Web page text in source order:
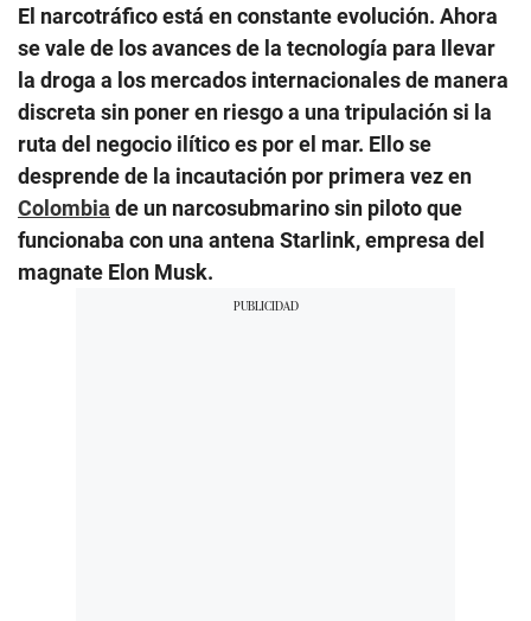
El narcotráfico está en constante evolución. Ahora
se vale de los avances de la tecnología para llevar
la droga a los mercados internacionales de manera
discreta sin poner en riesgo a una tripulación si la
ruta del negocio ilítico es por el mar. Ello se
desprende de la incautación por primera vez en
Colombia de un narcosubmarino sin piloto que
funcionaba con una antena Starlink, empresa del
magnate Elon Musk.